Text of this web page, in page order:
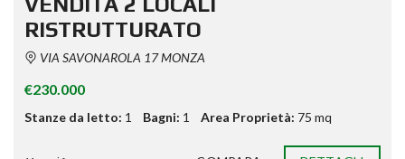
RISTRUTTURATO
VIA SAVONAROLA 17 MONZA
€230.000
Stanze da letto: 1 Bagni: 1 Area Proprietà: 75 mq